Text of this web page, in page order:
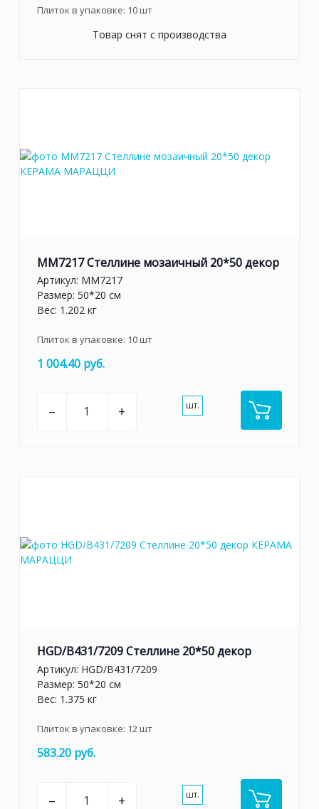
Плиток в упаковке: 10шт
Товар снят с производства
MM7217 Стеллине мозаичный 20*50 декор
Артикул: MM7217
Размер: 50*20 см
Вес: 1.202 кг
Плиток в упаковке: 10шт
1 004.40 руб.
– + шт.
HGD/B431/7209 Стеллине 20*50 декор
Артикул: HGD/B431/7209
Размер: 50*20 см
Вес: 1.375 кг
Плиток в упаковке: 12шт
583.20 руб.
– + шт.